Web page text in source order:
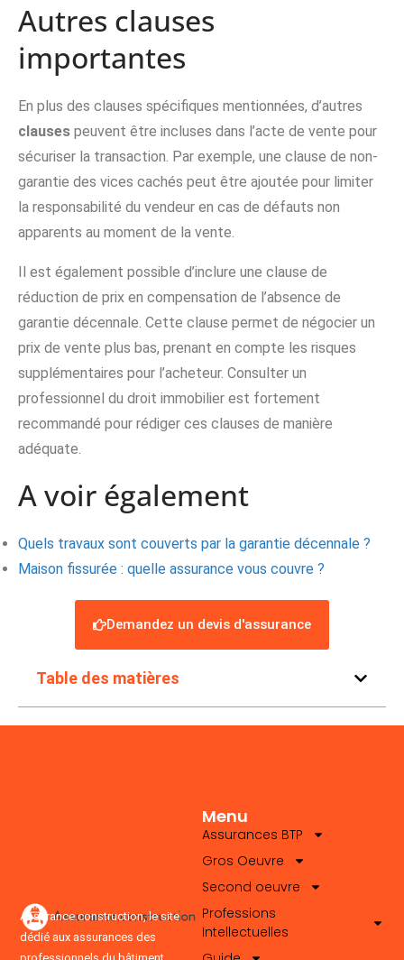
Autres clauses
importantes
En plus des clauses spécifiques mentionnées, d’autres
clauses peuvent être incluses dans l’acte de vente pour
sécuriser la transaction. Par exemple, une clause de non-
garantie des vices cachés peut être ajoutée pour limiter
la responsabilité du vendeur en cas de défauts non
apparents au moment de la vente.
Il est également possible d’inclure une clause de
réduction de prix en compensation de l’absence de
garantie décennale. Cette clause permet de négocier un
prix de vente plus bas, prenant en compte les risques
supplémentaires pour l’acheteur. Consulter un
professionnel du droit immobilier est fortement
recommandé pour rédiger ces clauses de manière
adéquate.
A voir également
Quels travaux sont couverts par la garantie décennale ?
Maison fissurée : quelle assurance vous couvre ?
Demandez un devis d'assurance
Table des matières
Assurance.construction, le site
dédié aux assurances des
Menu
Assurances BTP
Gros Oeuvre
Second oeuvre
Professions
Intellectuelles